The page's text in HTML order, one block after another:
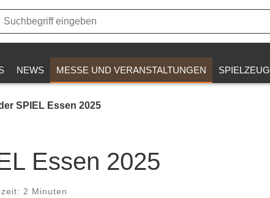
NEWS MESSE UND VERANSTALTUNGEN SPIELZEUG
SPIEL Essen 2025
Essen 2025
2 Minuten